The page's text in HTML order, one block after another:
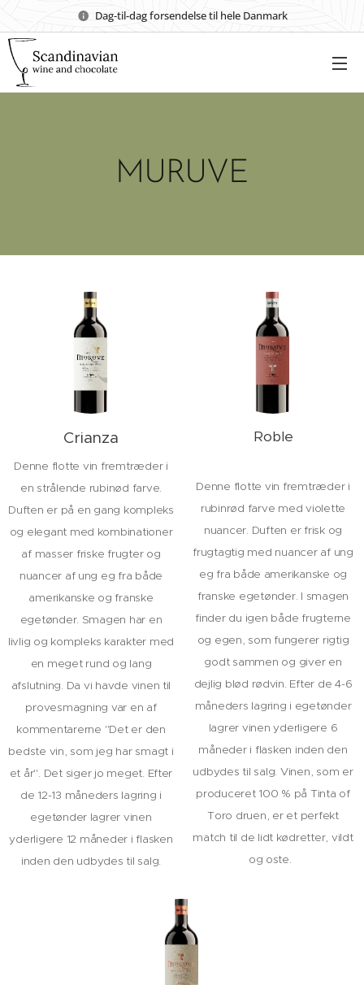
Dag-til-dag forsendelse til hele Danmark
MURUVE
Crianza
Denne flotte vin fremtræder i
en strålende rubinød farve.
Duften er på en gang kompleks
og elegant med kombinationer
af masser friske frugter og
nuancer af ung eg fra både
amerikanske og franske
egetønder. Smagen har en
livlig og kompleks karakter med
en meget rund og lang
afslutning. Da vi havde vinen til
provesmagning var en af
kommentarerne "Det er den
bedste vin, som jeg har smagt i
et år". Det siger jo meget. Efter
de 12-13 måneders lagring i
egetønder lagrer vinen
yderligere 12 måneder i flasken
inden den udbydes til salg.
Roble
Denne flotte vin fremtræder i
rubinrød farve med violette
nuancer. Duften er frisk og
frugtagtig med nuancer af ung
eg fra både amerikanske og
franske egetønder. I smagen
finder du igen både frugterne
og egen, som fungerer rigtig
godt sammen og giver en
dejlig blød rødvin. Efter de 4-6
måneders lagring i egetønder
lagrer vinen yderligere 6
måneder i flasken inden den
udbydes til salg. Vinen, som er
produceret 100 % på Tinta of
Toro druen, er et perfekt
match til de lidt kødretter, vildt
og oste.